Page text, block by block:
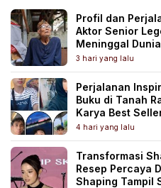
Profil dan
Aktor Senior
Meninggal Dunia
3 hari yang lalu
Perjalanan
Buku di Tanah
Karya Best
4 hari yang lalu
Transformasi
Resep Percaya
Shaping Tampil